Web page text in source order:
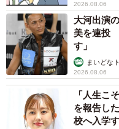
2026.08.06
大河出演
美を連投
す」
まいどな
2026.08.06
「人生こ
を報告し
校へ入学